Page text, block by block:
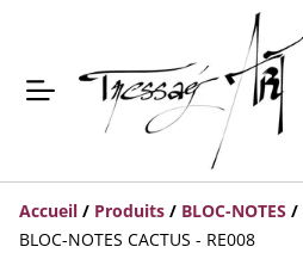
Accueil / Produits / BLOC-NOTES /
BLOC-NOTES CACTUS - RE008